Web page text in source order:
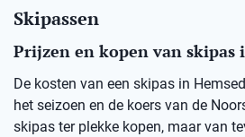
Skipassen
Prijzen en kopen van skipas
De kosten van een skipas in
het seizoen en de koers van de
skipas ter plekke kopen, maar van t